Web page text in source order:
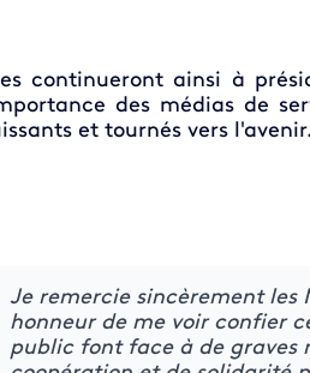
continueront ainsi à
des médias de
et tournés vers l'avenir.
Je remercie sincèrement les
honneur de me voir confier
public font face à de graves